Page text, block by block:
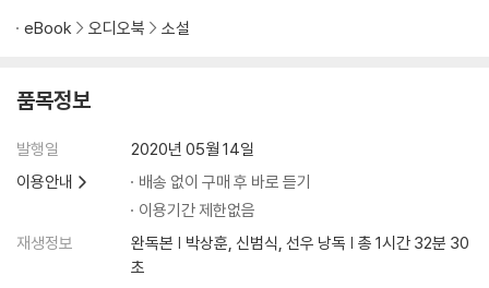
eBook 오디오북 소설
품목정보
발행일
2020년 05월 14일
이용안내
배송 없이 구매 후 바로 듣기
이용기간 제한없음
재생정보
완독본 | 박상훈, 신범식, 선우 낭독 | 총 1시간 32분 30
초